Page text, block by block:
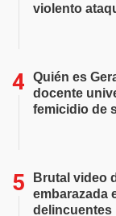
violento
Quién es
docente
femicidio de
Brutal video
embarazada
delincuentes